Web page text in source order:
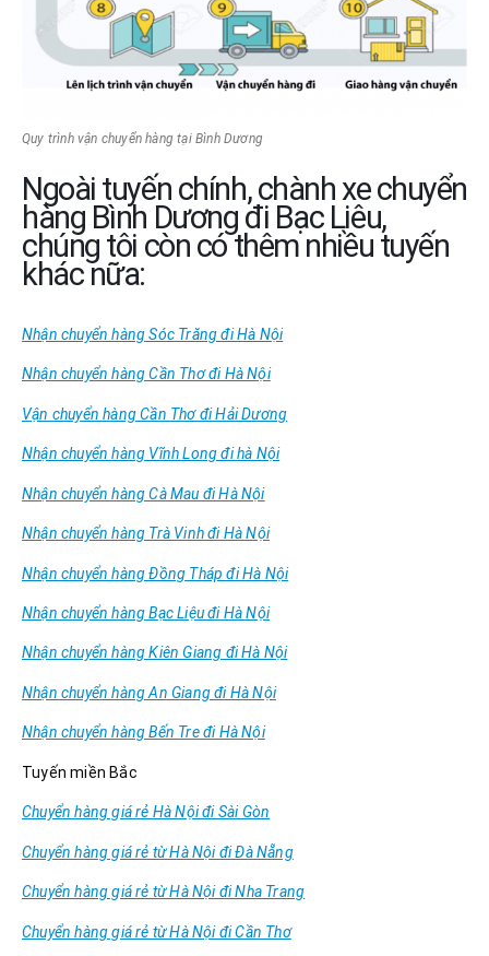
Quy trình vận chuyển hàng tại Bình Dương
Ngoài tuyến chính, chành xe chuyển
hàng Bình Dương đi Bạc Liêu,
chúng tôi còn có thêm nhiều tuyến
khác nữa:
Nhận chuyển hàng Sóc Trăng đi Hà Nội
Nhận chuyển hàng Cần Thơ đi Hà Nội
Vận chuyển hàng Cần Thơ đi Hải Dương
Nhận chuyển hàng Vĩnh Long đi hà Nội
Nhận chuyển hàng Cà Mau đi Hà Nội
Nhận chuyển hàng Trà Vinh đi Hà Nội
Nhận chuyển hàng Đồng Tháp đi Hà Nội
Nhận chuyển hàng Bạc Liệu đi Hà Nội
Nhận chuyển hàng Kiên Giang đi Hà Nội
Nhận chuyển hàng An Giang đi Hà Nội
Nhận chuyển hàng Bến Tre đi Hà Nội
Tuyến miền Bắc
Chuyển hàng giá rẻ Hà Nội đi Sài Gòn
Chuyển hàng giá rẻ từ Hà Nội đi Đà Nẵng
Chuyển hàng giá rẻ từ Hà Nội đi Nha Trang
Chuyển hàng giá rẻ từ Hà Nội đi Cần Thơ